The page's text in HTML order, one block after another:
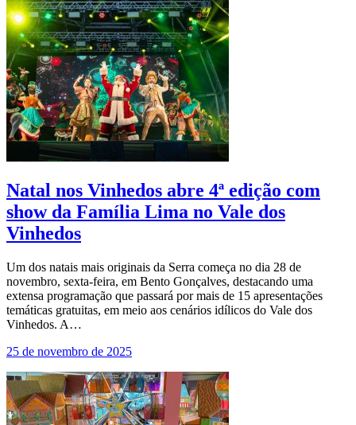
Natal nos Vinhedos abre 4ª edição com
show da Família Lima no Vale dos
Vinhedos
Um dos natais mais originais da Serra começa no dia 28 de
novembro, sexta-feira, em Bento Gonçalves, destacando uma
extensa programação que passará por mais de 15 apresentações
temáticas gratuitas, em meio aos cenários idílicos do Vale dos
Vinhedos. A…
25 de novembro de 2025